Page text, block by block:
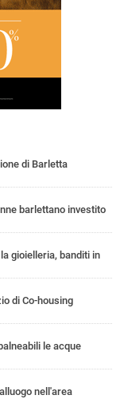
di Barletta
barlettano investito
gioielleria, banditi in
di Co-housing
le acque
nell'area